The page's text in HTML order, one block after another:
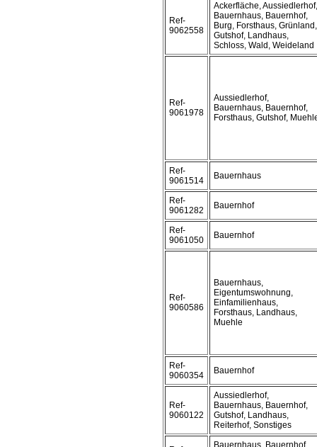
Ref-
9062558
Ackerfläche, Aussiedlerhof,
Bauernhaus, Bauernhof,
Burg, Forsthaus, Grünland,
Gutshof, Landhaus,
Schloss, Wald, Weideland
Ref-
9061978
Aussiedlerhof,
Bauernhaus, Bauernhof,
Forsthaus, Gutshof,
Ref-
9061514
Bauernhaus
Ref-
9061282
Bauernhof
Ref-
9061050
Bauernhof
Ref-
9060586
Bauernhaus,
Eigentumswohnung,
Einfamilienhaus,
Forsthaus, Landhaus,
Muehle
Ref-
9060354
Bauernhof
Ref-
9060122
Aussiedlerhof,
Bauernhaus, Bauernhof,
Gutshof, Landhaus,
Reiterhof, Sonstiges
Bauernhaus, Bauernhof,